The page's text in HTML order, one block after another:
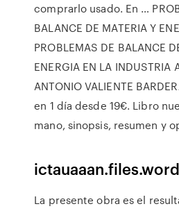
comprarlo usado. En …
BALANCE DE MATERIA Y
PROBLEMAS DE BALANCE
ENERGIA EN LA INDUSTRIA
ANTONIO VALIENTE
en 1 día desde 19€. Libro
mano, sinopsis, resumen y
La presente obra es el